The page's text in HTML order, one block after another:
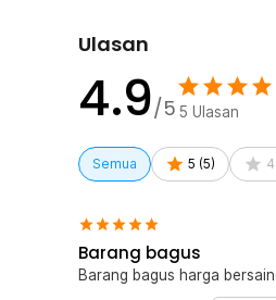
Ulasan
4.9/5 5 Ulasan
Semua 5 (5) 4
Barang bagus
Barang bagus harga